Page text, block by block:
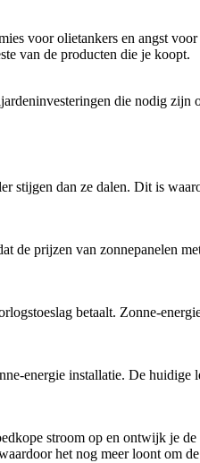
voor olietankers en angst
van de producten die je koopt.
die nodig zijn
stijgen dan ze dalen. Dit is
de prijzen van zonnepanelen
betaalt. Zonne-
energie installatie. De
stroom op en ontwijk je
het nog meer loont om